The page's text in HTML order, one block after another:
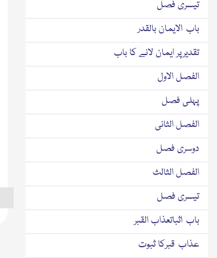
تیسری فصل
باب الایمان بالقدر
تقدیرپر ایمان لانے کا باب
الفصل الاول
پہلی فصل
الفصل الثانی
دوسری فصل
الفصل الثالث
تیسری فصل
باب اثباتعذاب القبر
عذاب قبرکا ثبوت